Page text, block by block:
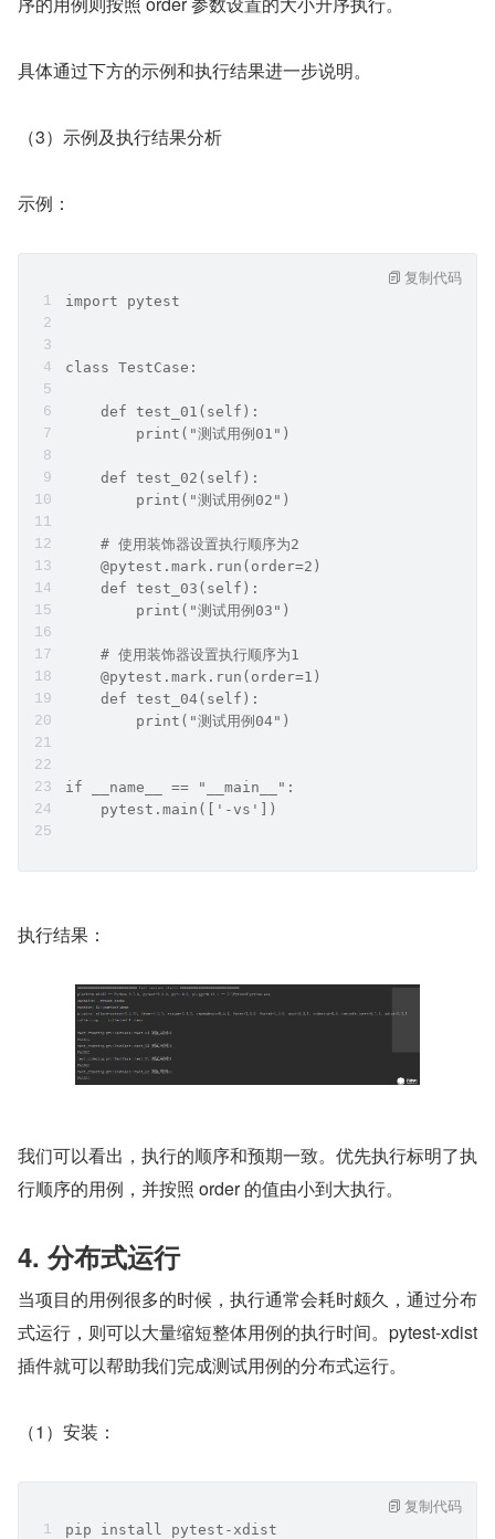
具体通过下方的示例和执行结果进一步说明。
（3）示例及执行结果分析
示例：
import pytest
class TestCase:
    def test_01(self):
        print("测试用例01")
    def test_02(self):
        print("测试用例02")
    # 使用装饰器设置执行顺序为2
    @pytest.mark.run(order=2)
    def test_03(self):
        print("测试用例03")
    # 使用装饰器设置执行顺序为1
    @pytest.mark.run(order=1)
    def test_04(self):
        print("测试用例04")
if __name__ == "__main__":
    pytest.main(['-vs'])
复制代码
执行结果：
我们可以看出，执行的顺序和预期一致。优先执行标明了执
行顺序的用例，并按照 order 的值由小到大执行。
4. 分布式运行
当项目的用例很多的时候，执行通常会耗时颇久，通过分布
式运行，则可以大量缩短整体用例的执行时间。pytest-xdist
插件就可以帮助我们完成测试用例的分布式运行。
（1）安装：
pip install pytest-xdist
复制代码